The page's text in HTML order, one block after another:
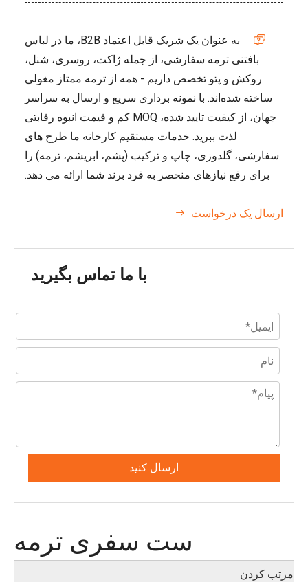

به عنوان یک شریک قابل اعتماد B2B، ما در لباس
بافتنی ترمه سفارشی، از جمله ژاکت، روسری، شنل،
روکش و پتو تخصص داریم - همه از ترمه ممتاز مغولی
ساخته شده‌اند. با نمونه برداری سریع و ارسال به سراسر
جهان، از کیفیت تایید شده، MOQ کم و قیمت انبوه رقابتی
لذت ببرید. خدمات مستقیم کارخانه ما طرح های
سفارشی، گلدوزی، چاپ و ترکیب (پشم، ابریشم، ترمه) را
برای رفع نیازهای منحصر به فرد برند شما ارائه می دهد.
ارسال یک درخواست 
با ما تماس بگیرید
ارسال کنید
ست سفری ترمه
مرتب کردن